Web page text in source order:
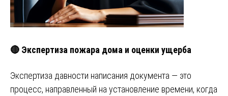
🔴 Экспертиза пожара дома и оценки ущерба
Экспертиза давности написания документа — это
процесс, направленный на установление времени, когда